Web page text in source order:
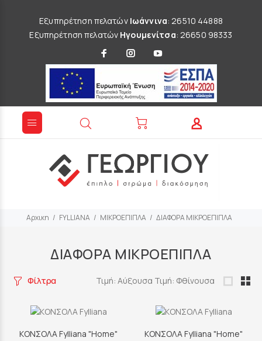
Εξυπηρέτηση πελατών Ιωάννινα: 26510 44888
Εξυπηρέτηση πελατών Ηγουμενίτσα: 26650 98333
Αρχικη FYLLIANA ΜΙΚΡΟΕΠΙΠΛΑ ΔΙΑΦΟΡΑ ΜΙΚΡΟΕΠΙΠΛΑ
ΔΙΑΦΟΡΑ ΜΙΚΡΟΕΠΙΠΛΑ
Φίλτρα Τιμή: Αύξουσα Τιμή: Φθίνουσα
ΚΟΝΣΟΛΑ Fylliana "Home"
ΚΟΝΣΟΛΑ Fylliana "Home"